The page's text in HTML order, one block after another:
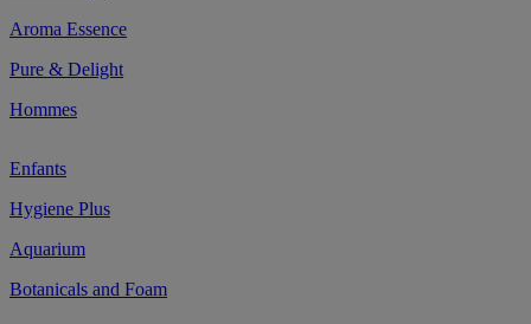
Aroma Essence
Pure & Delight
Hommes
Enfants
Hygiene Plus
Aquarium
Botanicals and Foam